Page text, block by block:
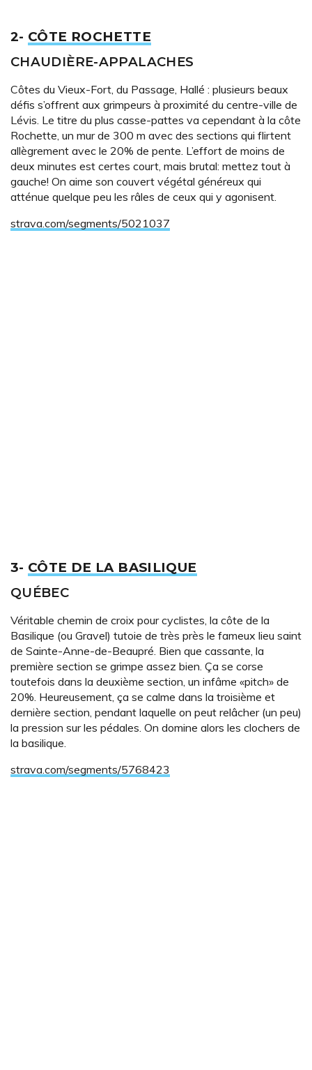
2- CÔTE ROCHETTE
CHAUDIÈRE-APPALACHES
Côtes du Vieux-Fort, du Passage, Hallé : plusieurs beaux
défis s’offrent aux grimpeurs à proximité du centre-ville de
Lévis. Le titre du plus casse-pattes va cependant à la côte
Rochette, un mur de 300 m avec des sections qui flirtent
allègrement avec le 20% de pente. L’effort de moins de
deux minutes est certes court, mais brutal: mettez tout à
gauche! On aime son couvert végétal généreux qui
atténue quelque peu les râles de ceux qui y agonisent.
strava.com/segments/5021037
3- CÔTE DE LA BASILIQUE
QUÉBEC
Véritable chemin de croix pour cyclistes, la côte de la
Basilique (ou Gravel) tutoie de très près le fameux lieu saint
de Sainte-Anne-de-Beaupré. Bien que cassante, la
première section se grimpe assez bien. Ça se corse
toutefois dans la deuxième section, un infâme «pitch» de
20%. Heureusement, ça se calme dans la troisième et
dernière section, pendant laquelle on peut relâcher (un peu)
la pression sur les pédales. On domine alors les clochers de
la basilique.
strava.com/segments/5768423